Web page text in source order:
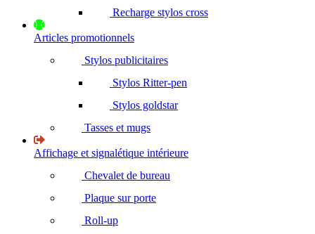
Recharge stylos cross
Articles promotionnels
Stylos publicitaires
Stylos Ritter-pen
Stylos goldstar
Tasses et mugs
Affichage et signalétique intérieure
Chevalet de bureau
Plaque sur porte
Roll-up